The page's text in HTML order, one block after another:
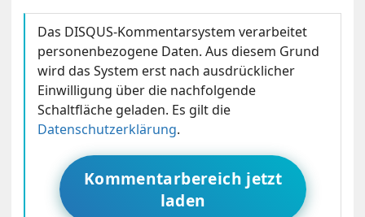
Das DISQUS-Kommentarsystem verarbeitet
personenbezogene Daten. Aus diesem Grund
wird das System erst nach ausdrücklicher
Einwilligung über die nachfolgende
Schaltfläche geladen. Es gilt die
Datenschutzerklärung.
Kommentarbereich jetzt
laden